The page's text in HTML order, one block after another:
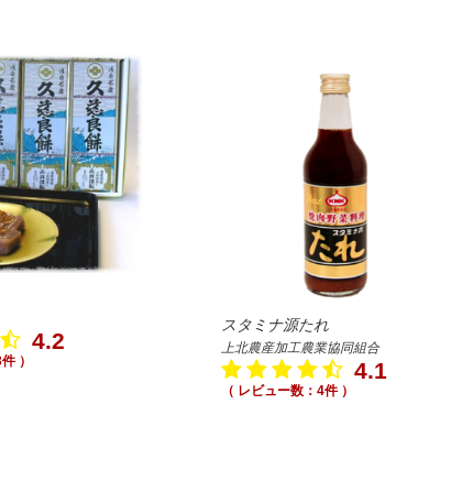
4.2
）
スタミナ源たれ
上北農産加工農業協同組合
4.1
（ レビュー数：4件 ）